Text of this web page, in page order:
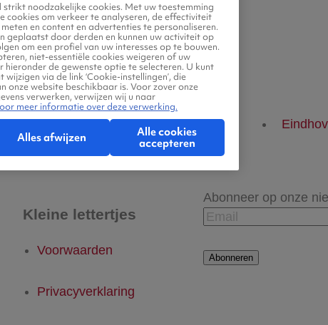
Memmingen - Eindhoven
Kleine lettertjes
Voorwaarden
Privacyverklaring
Abonneer op onze
Abonneren
noodzakelijke cookies. Met uw toestemming
cookies om verkeer te analyseren, de effectiviteit
en content en advertenties te personaliseren.
geplaatst door derden en kunnen uw activiteit op
om een profiel van uw interesses op te bouwen.
niet-essentiële cookies weigeren of uw
hieronder de gewenste optie te selecteren. U kunt
wijzigen via de link ‘Cookie-instellingen’, die
onze website beschikbaar is. Voor zover onze
verwerken, verwijzen wij u naar
meer informatie over deze verwerking.
Alles afwijzen
Alle cookies
accepteren